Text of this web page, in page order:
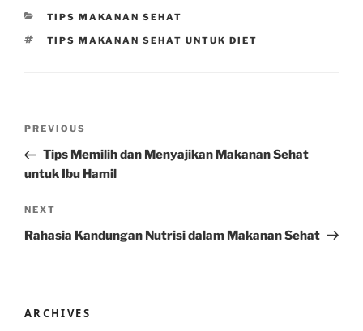
CATEGORIES
TIPS MAKANAN SEHAT
TAGS
TIPS MAKANAN SEHAT UNTUK DIET
Previous
Post
PREVIOUS
Tips Memilih dan Menyajikan Makanan Sehat
untuk Ibu Hamil
Next
Post
NEXT
Rahasia Kandungan Nutrisi dalam Makanan Sehat
ARCHIVES